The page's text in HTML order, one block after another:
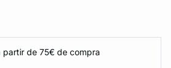
partir de 75€ de compra